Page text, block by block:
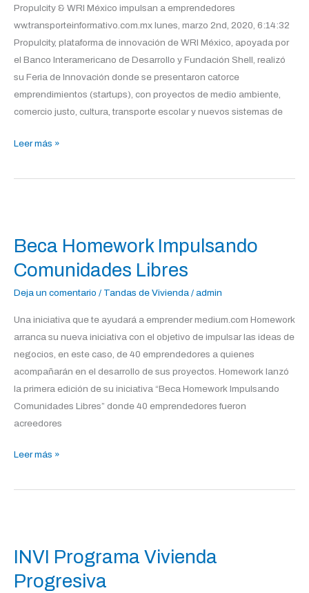
Propulcity & WRI México impulsan a emprendedores
ww.transporteinformativo.com.mx lunes, marzo 2nd, 2020, 6:14:32
Propulcity, plataforma de innovación de WRI México, apoyada por
el Banco Interamericano de Desarrollo y Fundación Shell, realizó
su Feria de Innovación donde se presentaron catorce
emprendimientos (startups), con proyectos de medio ambiente,
comercio justo, cultura, transporte escolar y nuevos sistemas de
Leer más »
Beca Homework Impulsando
Comunidades Libres
Deja un comentario / Tandas de Vivienda / admin
Una iniciativa que te ayudará a emprender medium.com Homework
arranca su nueva iniciativa con el objetivo de impulsar las ideas de
negocios, en este caso, de 40 emprendedores a quienes
acompañarán en el desarrollo de sus proyectos. Homework lanzó
la primera edición de su iniciativa “Beca Homework Impulsando
Comunidades Libres” donde 40 emprendedores fueron
acreedores
Impulsando
Comunidades
Libres
Leer más »
INVI Programa Vivienda
Progresiva
Vivienda
Progresiva